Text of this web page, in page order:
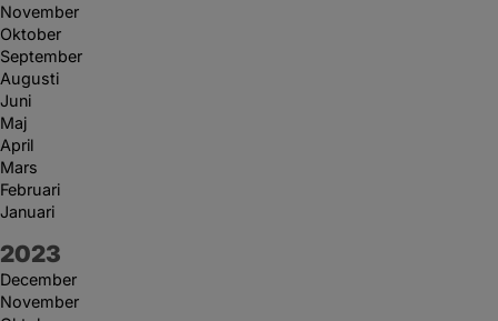
November
Oktober
September
Augusti
Juni
Maj
April
Mars
Februari
Januari
År:
2023
December
November